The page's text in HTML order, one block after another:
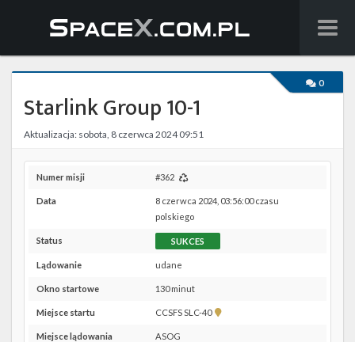
Wiadomości
Baza wiedzy
Starlink
Starship
Szukaj
Facebook
0
Starlink Group 10-1
Aktualizacja: sobota, 8 czerwca 2024 09:51
Numer misji #362
Data
8 czerwca 2024, 03:56:00 czasu
polskiego
Status SUKCES
Lądowanie udane
Okno startowe 130 minut
Miejsce startu CCSFS SLC-40
Pokaż
Miejsce lądowania ASOG